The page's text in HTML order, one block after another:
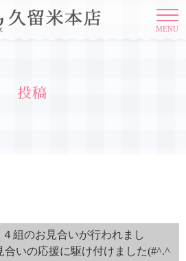
MENU
投稿
組のお見合いが行われまし
合いの応援に駆け付けました(#^.^